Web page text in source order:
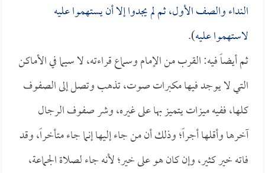
النداء والصف الأول، ثم لم يجدوا إلا أن يستهموا عليه
لاستهموا عليه).
ثم أيضاً فيه: القرب من الإمام وسماع قراءته، لا سيما في الأماكن
التي لا يوجد فيها مكبرات صوت، تذهب وتصل إلى الصفوف
كلها، ففيه ميزات يتميز بها على غيره، وشر صفوف الرجال
آخرها وأقلها أجراً؛ وذلك أن من جاء إليها إنما جاء متأخراً، وقد
فاته خير كثير، وإن كان هو على خير؛ لأنه جاء لصلاة الجماعة،